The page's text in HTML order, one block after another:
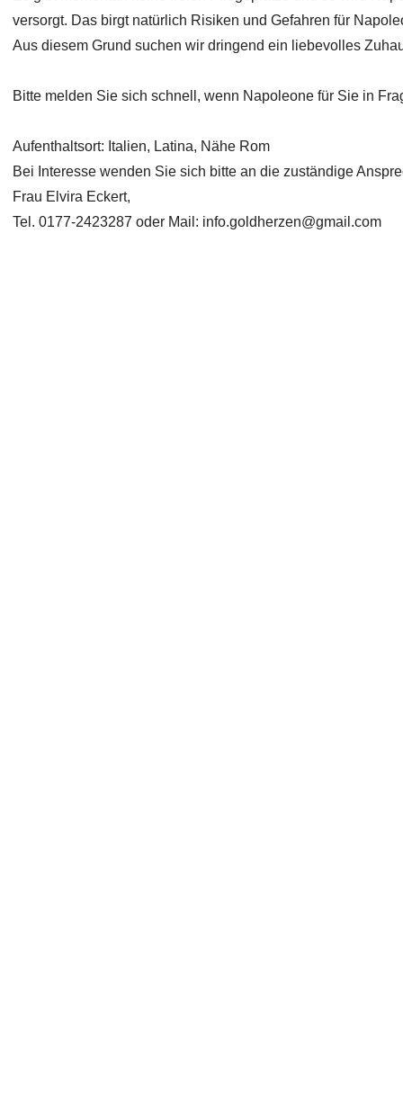
versorgt. Das birgt natürlich Risiken und Gefahren für
Aus diesem Grund suchen wir dringend ein liebevolles
Bitte melden Sie sich schnell, wenn Napoleone für Sie in
Aufenthaltsort: Italien, Latina, Nähe Rom
Bei Interesse wenden Sie sich bitte an die zuständige
Frau Elvira Eckert,
Tel. 0177-2423287 oder Mail: info.goldherzen@gmail.com